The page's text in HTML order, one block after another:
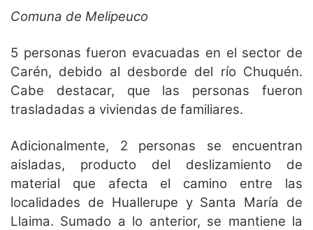
Comuna de Melipeuco
5 personas fueron evacuadas en el sector de
Carén, debido al desborde del río Chuquén.
Cabe destacar, que las personas fueron
trasladadas a viviendas de familiares.
Adicionalmente, 2 personas se encuentran
aisladas, producto del deslizamiento de
material que afecta el camino entre las
localidades de Huallerupe y Santa María de
Llaima. Sumado a lo anterior, se mantiene la